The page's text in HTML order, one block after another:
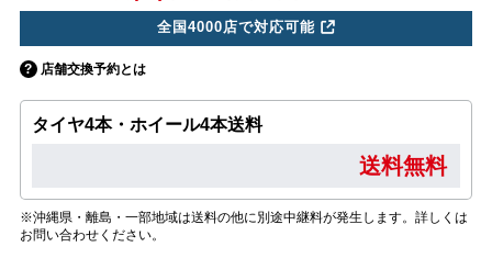
全国4000店で対応可能
店舗交換予約とは
タイヤ4本・ホイール4本送料
送料無料
※沖縄県・離島・一部地域は送料の他に別途中継料が発生します。詳しくは
お問い合わせください。